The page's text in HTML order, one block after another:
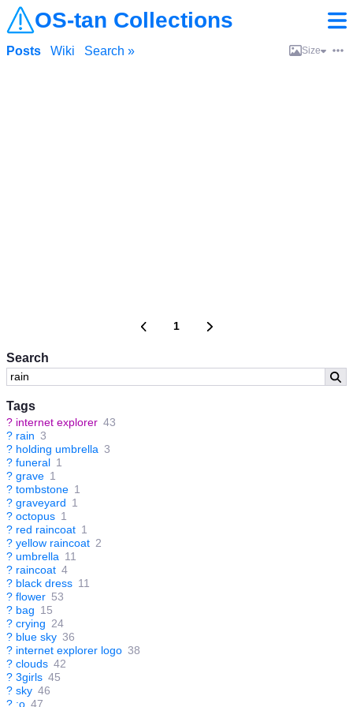
OS-tan Collections
Search
Tags
? internet explorer 43
? rain 3
? holding umbrella 3
? funeral 1
? grave 1
? tombstone 1
? graveyard 1
? octopus 1
? red raincoat 1
? yellow raincoat 2
? umbrella 11
? raincoat 4
? black dress 11
? flower 53
? bag 15
? crying 24
? blue sky 36
? internet explorer logo 38
? clouds 42
? 3girls 45
? sky 46
? :o 47
Posts Wiki Search » Size
1